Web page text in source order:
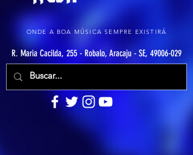
ONDE A BOA MÚSICA SEMPRE EXISTIRÁ
R. Maria Cacilda, 255 - Robalo, Aracaju - SE, 49006-029